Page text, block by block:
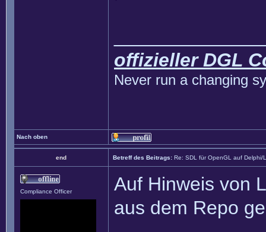
offizieller DGL
Never run a changing
Nach oben
end Betreff des Beitrags: Re: SDL für OpenGL auf Delphi/
Compliance Officer
Auf Hinweis von
aus dem Repo